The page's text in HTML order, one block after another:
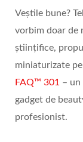
Veștile bune?
vorbim doar de
științifice,
miniaturizate
FAQ™ 301 – un
gadget de
profesionist.